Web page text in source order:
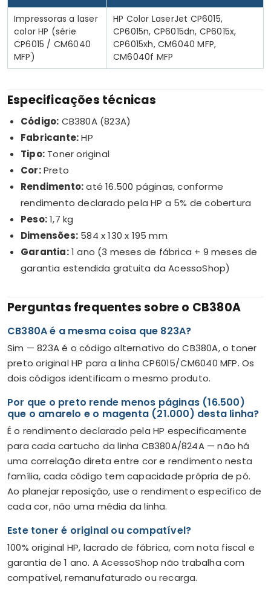
Impressoras a laser
color HP (série
CP6015 / CM6040
MFP)
HP Color LaserJet CP6015,
CP6015n, CP6015dn, CP6015x,
CP6015xh, CM6040 MFP,
CM6040f MFP
Especificações técnicas
Código: CB380A (823A)
Fabricante:HP
Tipo: Toner original
Cor:Preto
Rendimento:até 16.500 páginas, conforme
rendimento declarado pela HP a 5% de cobertura
Peso:1,7 kg
Dimensões: 584 x 130 x 195 mm
Garantia:1 ano (3 meses de fábrica + 9 meses de
garantia estendida gratuita da AcessoShop)
Perguntas frequentes sobre o CB380A
CB380A é a mesma coisa que 823A?
Sim — 823A é o código alternativo do CB380A, o toner
preto original HP para a linha CP6015/CM6040 MFP. Os
dois códigos identificam o mesmo produto.
Por que o preto rende menos páginas (16.500)
que o amarelo e o magenta (21.000) desta linha?
É o rendimento declarado pela HP especificamente
para cada cartucho da linha CB380A/824A — não há
uma correlação direta entre cor e rendimento nesta
família, cada código tem capacidade própria de pó.
Ao planejar reposição, use o rendimento específico de
cada cor, não uma média da linha.
Este toner é original ou compatível?
100% original HP, lacrado de fábrica, com nota fiscal e
garantia de 1 ano. A AcessoShop não trabalha com
compatível, remanufaturado ou recarga.